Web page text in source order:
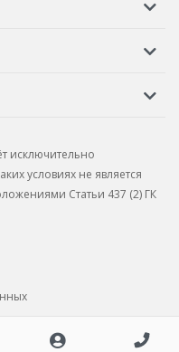
исключительно
условиях не является
Статьи 437 (2) ГК